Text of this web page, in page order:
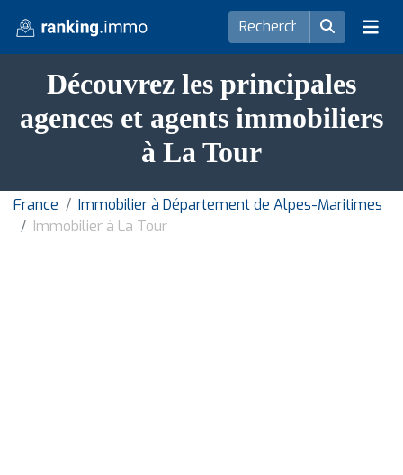
Découvrez les principales
agences et agents immobiliers
à La Tour
France
Immobilier à Département de Alpes-Maritimes
Immobilier à La Tour